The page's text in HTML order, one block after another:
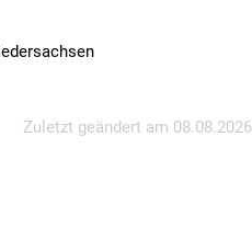
Zuletzt geändert am 08.08.2026